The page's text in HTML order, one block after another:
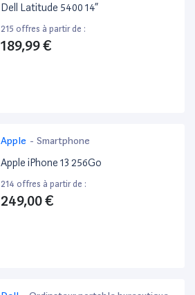
Dell Latitude 5400 14”
215 offres à partir de :
189,99 €
Apple - Smartphone
Apple iPhone 13 256Go
214 offres à partir de :
249,00 €